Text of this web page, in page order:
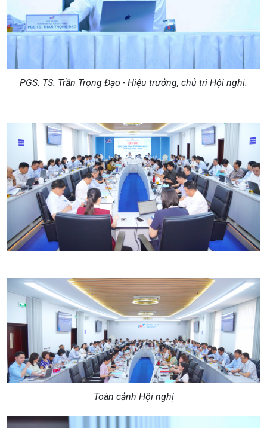
PGS. TS. Trần Trọng Đạo - Hiệu trưởng, chủ trì Hội nghị.
Toàn cảnh Hội nghị